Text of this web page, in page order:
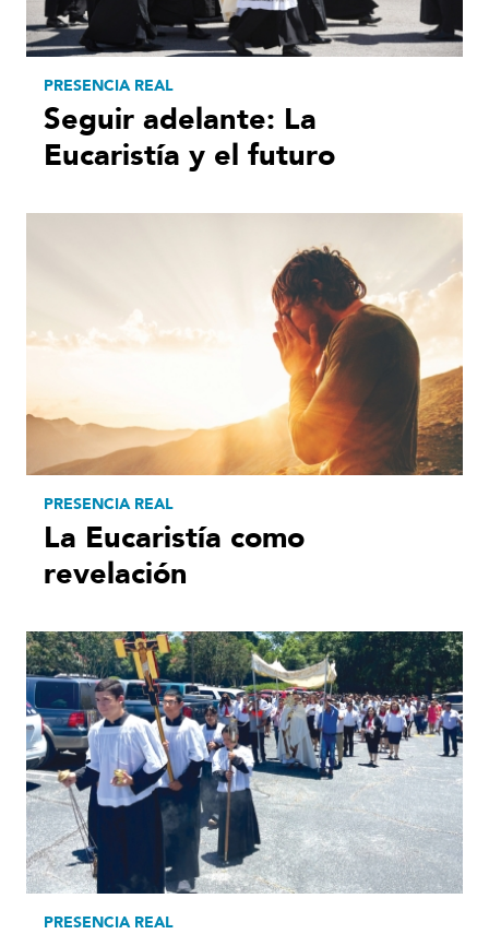
PRESENCIA REAL
Seguir adelante: La
Eucaristía y el futuro
PRESENCIA REAL
La Eucaristía como
revelación
PRESENCIA REAL